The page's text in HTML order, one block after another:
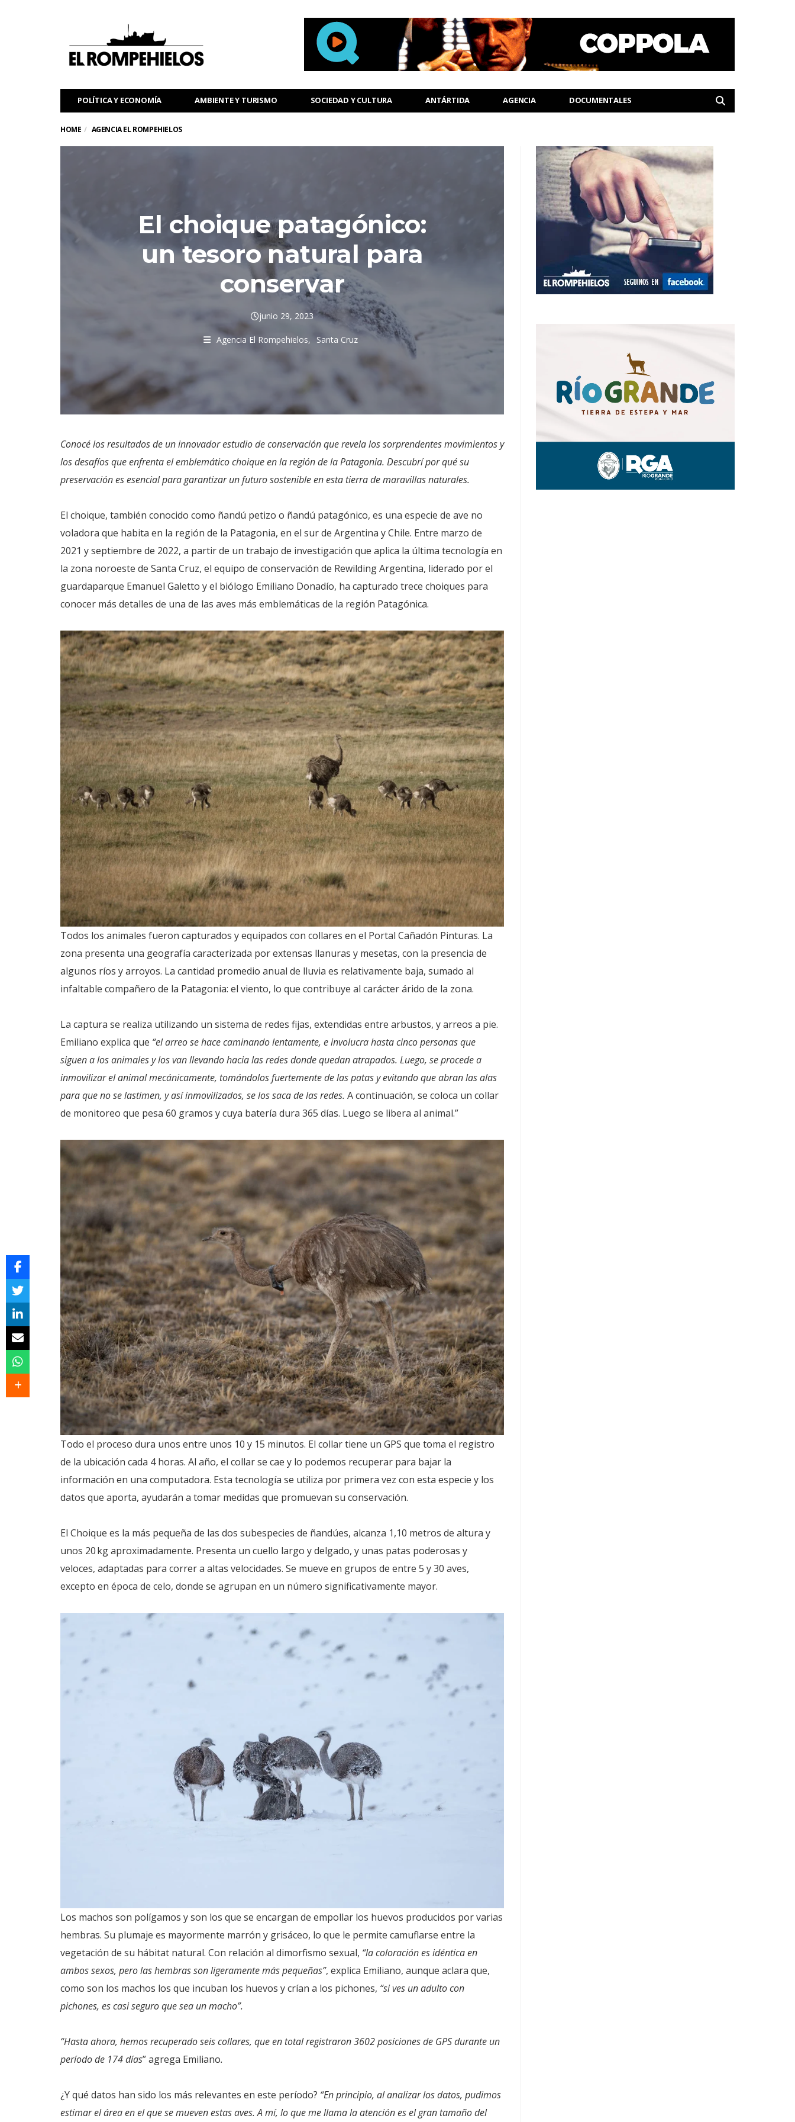
POLÍTICA Y ECONOMÍA AMBIENTE Y TURISMO SOCIEDAD Y CULTURA ANTÁRTIDA AGENCIA DOCUMENTALES
HOME AGENCIA EL ROMPEHIELOS
El choique patagónico:
un tesoro natural para
conservar
junio 29, 2023
Agencia El Rompehielos Santa Cruz
Conocé los resultados de un innovador estudio de conservación que revela los sorprendentes movimientos y
los desafíos que enfrenta el emblemático choique en la región de la Patagonia. Descubrí por qué su
preservación es esencial para garantizar un futuro sostenible en esta tierra de maravillas naturales.
El choique, también conocido como ñandú petizo o ñandú patagónico, es una especie de ave no
voladora que habita en la región de la Patagonia, en el sur de Argentina y Chile. Entre marzo de
2021 y septiembre de 2022, a partir de un trabajo de investigación que aplica la última tecnología en
la zona noroeste de Santa Cruz, el equipo de conservación de Rewilding Argentina, liderado por el
guardaparque Emanuel Galetto y el biólogo Emiliano Donadío, ha capturado trece choiques para
conocer más detalles de una de las aves más emblemáticas de la región Patagónica.
Todos los animales fueron capturados y equipados con collares en el Portal Cañadón Pinturas. La
zona presenta una geografía caracterizada por extensas llanuras y mesetas, con la presencia de
algunos ríos y arroyos. La cantidad promedio anual de lluvia es relativamente baja, sumado al
infaltable compañero de la Patagonia: el viento, lo que contribuye al carácter árido de la zona.
La captura se realiza utilizando un sistema de redes fijas, extendidas entre arbustos, y arreos a pie.
Emiliano explica que “el arreo se hace caminando lentamente, e involucra hasta cinco personas que
siguen a los animales y los van llevando hacia las redes donde quedan atrapados. Luego, se procede a
inmovilizar el animal mecánicamente, tomándolos fuertemente de las patas y evitando que abran las alas
para que no se lastimen, y así inmovilizados, se los saca de las redes. A continuación, se coloca un collar
de monitoreo que pesa 60 gramos y cuya batería dura 365 días. Luego se libera al animal.”
Todo el proceso dura unos entre unos 10 y 15 minutos. El collar tiene un GPS que toma el registro
de la ubicación cada 4 horas. Al año, el collar se cae y lo podemos recuperar para bajar la
información en una computadora. Esta tecnología se utiliza por primera vez con esta especie y los
datos que aporta, ayudarán a tomar medidas que promuevan su conservación.
El Choique es la más pequeña de las dos subespecies de ñandúes, alcanza 1,10 metros de altura y
unos 20 kg aproximadamente. Presenta un cuello largo y delgado, y unas patas poderosas y
veloces, adaptadas para correr a altas velocidades. Se mueve en grupos de entre 5 y 30 aves,
excepto en época de celo, donde se agrupan en un número significativamente mayor.
Los machos son polígamos y son los que se encargan de empollar los huevos producidos por varias
hembras. Su plumaje es mayormente marrón y grisáceo, lo que le permite camuflarse entre la
vegetación de su hábitat natural. Con relación al dimorfismo sexual, “la coloración es idéntica en
ambos sexos, pero las hembras son ligeramente más pequeñas”, explica Emiliano, aunque aclara que,
como son los machos los que incuban los huevos y crían a los pichones, “si ves un adulto con
pichones, es casi seguro que sea un macho”.
“Hasta ahora, hemos recuperado seis collares, que en total registraron 3602 posiciones de GPS durante un
período de 174 días” agrega Emiliano.
¿Y qué datos han sido los más relevantes en este período? “En principio, al analizar los datos, pudimos
estimar el área en el que se mueven estas aves. A mí, lo que me llama la atención es el gran tamaño del